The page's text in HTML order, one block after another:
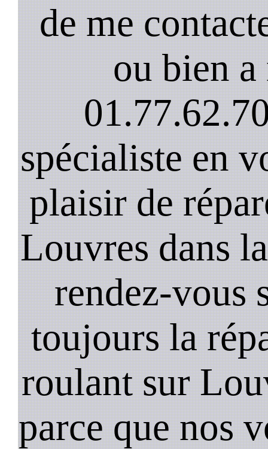
de me
ou bien
spécialiste en
plaisir de
Louvres dans
rendez-vous
toujours la
roulant sur
parce que nos